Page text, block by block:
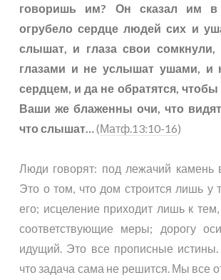
говоришь им? Он сказал им в
огрубело сердце людей сих и
слышат, и глаза свои сомкнули,
глазами и не услышат ушами, и
сердцем, и да не обратятся, чтобы
Ваши же блаженны очи, что
что слышат…
(Матф.13:10-16)
Люди говорят: под лежачий камень
Это о том, что дом строится лишь у
его; исцеление приходит лишь к
соответствующие меры; дорогу
идущий. Это все прописные истины.
что задача сама не решится. Мы все